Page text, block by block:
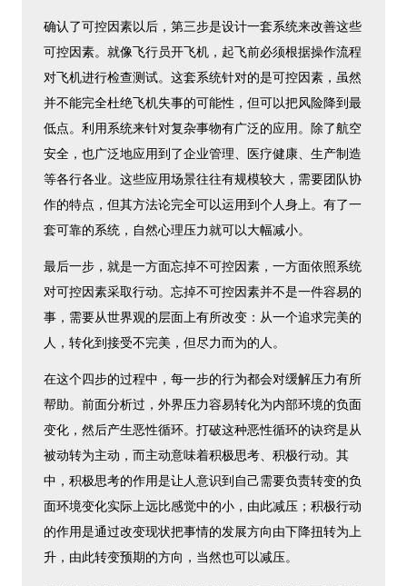
确认了可控因素以后，第三步是设计一套系统来改善这些
可控因素。就像飞行员开飞机，起飞前必须根据操作流程
对飞机进行检查测试。这套系统针对的是可控因素，虽然
并不能完全杜绝飞机失事的可能性，但可以把风险降到最
低点。利用系统来针对复杂事物有广泛的应用。除了航空
安全，也广泛地应用到了企业管理、医疗健康、生产制造
等各行各业。这些应用场景往往有规模较大，需要团队协
作的特点，但其方法论完全可以运用到个人身上。有了一
套可靠的系统，自然心理压力就可以大幅减小。
最后一步，就是一方面忘掉不可控因素，一方面依照系统
对可控因素采取行动。忘掉不可控因素并不是一件容易的
事，需要从世界观的层面上有所改变：从一个追求完美的
人，转化到接受不完美，但尽力而为的人。
在这个四步的过程中，每一步的行为都会对缓解压力有所
帮助。前面分析过，外界压力容易转化为内部环境的负面
变化，然后产生恶性循环。打破这种恶性循环的诀窍是从
被动转为主动，而主动意味着积极思考、积极行动。其
中，积极思考的作用是让人意识到自己需要负责转变的负
面环境变化实际上远比感觉中的小，由此减压；积极行动
的作用是通过改变现状把事情的发展方向由下降扭转为上
升，由此转变预期的方向，当然也可以减压。